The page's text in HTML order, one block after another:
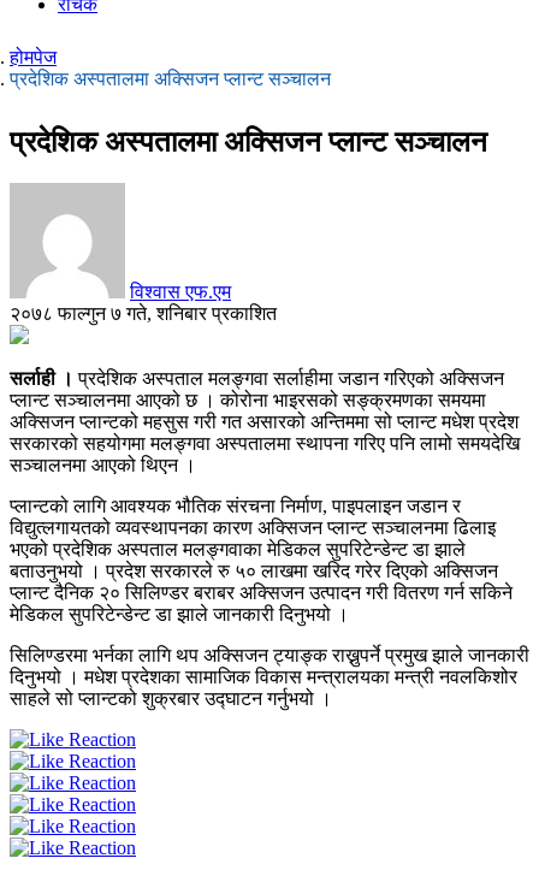
रोचक
होमपेज
प्रदेशिक अस्पतालमा अक्सिजन प्लान्ट सञ्चालन
प्रदेशिक अस्पतालमा अक्सिजन प्लान्ट सञ्चालन
विश्वास एफ.एम
२०७८ फाल्गुन ७ गते, शनिबार प्रकाशित
सर्लाही । प्रदेशिक अस्पताल मलङ्गवा सर्लाहीमा जडान गरिएको अक्सिजन
प्लान्ट सञ्चालनमा आएको छ । कोरोना भाइरसको सङ्क्रमणका समयमा
अक्सिजन प्लान्टको महसुस गरी गत असारको अन्तिममा सो प्लान्ट मधेश प्रदेश
सरकारको सहयोगमा मलङ्गवा अस्पतालमा स्थापना गरिए पनि लामो समयदेखि
सञ्चालनमा आएको थिएन ।
प्लान्टको लागि आवश्यक भौतिक संरचना निर्माण, पाइपलाइन जडान र
विद्युत्लगायतको व्यवस्थापनका कारण अक्सिजन प्लान्ट सञ्चालनमा ढिलाइ
भएको प्रदेशिक अस्पताल मलङ्गवाका मेडिकल सुपरिटेन्डेन्ट डा झाले
बताउनुभयो । प्रदेश सरकारले रु ५० लाखमा खरिद गरेर दिएको अक्सिजन
प्लान्ट दैनिक २० सिलिण्डर बराबर अक्सिजन उत्पादन गरी वितरण गर्न सकिने
मेडिकल सुपरिटेन्डेन्ट डा झाले जानकारी दिनुभयो ।
सिलिण्डरमा भर्नका लागि थप अक्सिजन ट्याङ्क राख्नुपर्ने प्रमुख झाले जानकारी
दिनुभयो । मधेश प्रदेशका सामाजिक विकास मन्त्रालयका मन्त्री नवलकिशोर
साहले सो प्लान्टको शुक्रबार उद्घाटन गर्नुभयो ।